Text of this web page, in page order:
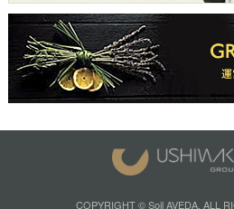
COPYRIGHT © Soil AVEDA. ALL